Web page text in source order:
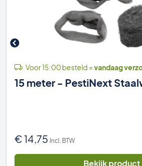
Voor 15:00 besteld =vandaag
15 meter - PestiNext
€14,75 Incl. BTW
Bekijk product